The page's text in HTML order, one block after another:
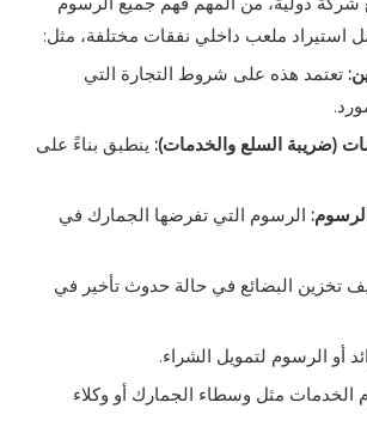
شركة دولية، من المهم فهم جميع الرسوم
استيراد ملعب داخلي نفقات مختلفة، مثل:
تعتمد هذه على شروط التجارة التي
(ضريبة السلع والخدمات): ينطبق بناءً على
الرسوم التي تفرضها الجمارك في
تخزين البضائع في حالة حدوث تأخير في
أو الرسوم لتمويل الشراء.
الخدمات مثل وسطاء الجمارك أو وكلاء